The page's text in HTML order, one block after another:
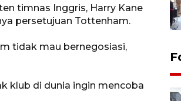
timnas Inggris, Harry Kane
persetujuan Tottenham.
tidak mau bernegosiasi,
klub di dunia ingin mencoba